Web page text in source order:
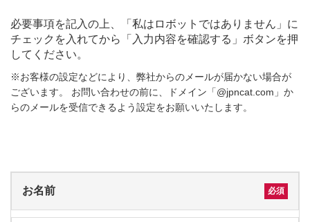
必要事項を記入の上、「私はロボットではありません」に
チェックを入れてから「入力内容を確認する」ボタンを押
してください。
※お客様の設定などにより、弊社からのメールが届かない場合が
ございます。 お問い合わせの前に、ドメイン「@jpncat.com」か
らのメールを受信できるよう設定をお願いいたします。
お名前